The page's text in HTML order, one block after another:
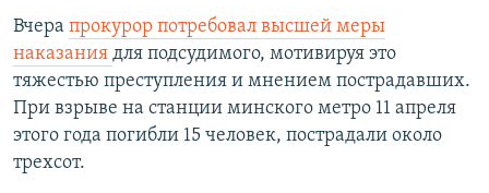
Вчера прокурор потребовал высшей меры
наказания для подсудимого, мотивируя это
тяжестью преступления и мнением пострадавших.
При взрыве на станции минского метро 11 апреля
этого года погибли 15 человек, пострадали около
трехсот.